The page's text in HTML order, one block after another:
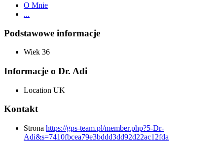
O Mnie
...
Podstawowe informacje
Wiek 36
Informacje o Dr. Adi
Location UK
Kontakt
Strona https://gps-team.pl/member.php?5-Dr-
Adi&s=7410fbcea79e3bddd3dd92d22ac12fda